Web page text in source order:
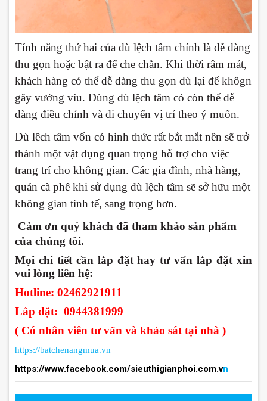
Tính năng thứ hai của dù lệch tâm chính là dễ dàng
thu gọn hoặc bật ra để che chắn. Khi thời râm mát,
khách hàng có thể dễ dàng thu gọn dù lại để khôgn
gây vướng víu. Dùng dù lệch tâm có còn thể dễ
dàng điều chỉnh và di chuyển vị trí theo ý muốn.
Dù lêch tâm vốn có hình thức rất bắt mắt nên sẽ trở
thành một vật dụng quan trọng hỗ trợ cho việc
trang trí cho không gian. Các gia đình, nhà hàng,
quán cà phê khi sử dụng dù lệch tâm sẽ sở hữu một
không gian tinh tế, sang trọng hơn.
Cảm ơn quý khách đã tham khảo sản phẩm
của chúng tôi.
Mọi chi tiết cần lắp đặt hay tư vấn lắp đặt xin
vui lòng liên hệ:
Hotline: 02462921911
Lắp đặt: 0944381999
( Có nhân viên tư vấn và khảo sát tại nhà )
https://batchenangmua.vn
https://www.facebook.com/sieuthigianphoi.com.vn